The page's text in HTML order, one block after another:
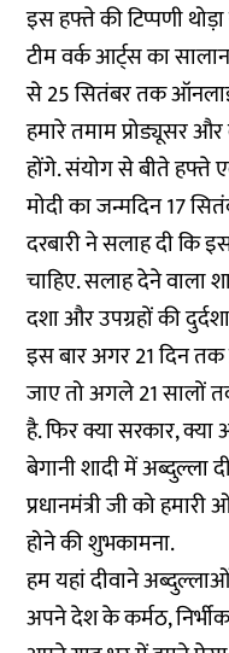
इस हफ्ते की टिप्पणी
टीम वर्क आर्ट्स का
से 25 सितंबर तक
हमारे तमाम प्रोड्यूसर और
होंगे. संयोग से बीते हफ्ते
मोदी का जन्मदिन 17
दरबारी ने सलाह दी कि
चाहिए. सलाह देने वाला
दशा और उपग्रहों की
इस बार अगर 21 दिन तक
जाए तो अगले 21 सालों
है. फिर क्या सरकार, क्या
बेगानी शादी में अब्दुल्ला
प्रधानमंत्री जी को
होने की शुभकामना.
हम यहां दीवाने
अपने देश के कर्मठ,